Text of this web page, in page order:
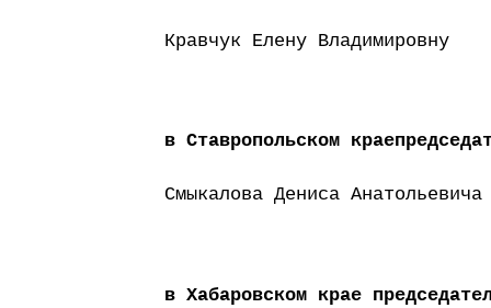
Кравчук Елену Владимировну
в Ставропольском
Смыкалова Дениса Анатольевича
в Хабаровском крае